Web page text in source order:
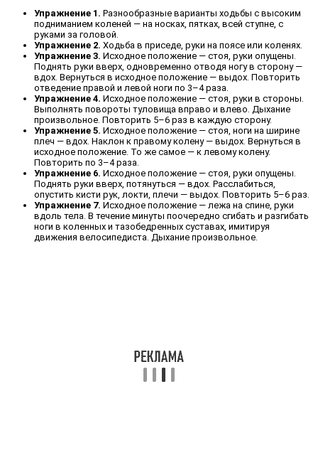
Упражнение 1. Разнообразные варианты ходьбы с высоким
подниманием коленей — на носках, пятках, всей ступне, с
руками за головой.
Упражнение 2. Ходьба в приседе, руки на поясе или коленях.
Упражнение 3. Исходное положение — стоя, руки опущены.
Поднять руки вверх, одновременно отводя ногу в сторону —
вдох. Вернуться в исходное положение — выдох. Повторить
отведение правой и левой ноги по 3–4 раза.
Упражнение 4. Исходное положение — стоя, руки в стороны.
Выполнять повороты туловища вправо и влево. Дыхание
произвольное. Повторить 5–6 раз в каждую сторону.
Упражнение 5. Исходное положение — стоя, ноги на ширине
плеч — вдох. Наклон к правому колену — выдох. Вернуться в
исходное положение. То же самое — к левому колену.
Повторить по 3–4 раза.
Упражнение 6. Исходное положение — стоя, руки опущены.
Поднять руки вверх, потянуться — вдох. Расслабиться,
опустить кисти рук, локти, плечи — выдох. Повторить 5–6 раз.
Упражнение 7. Исходное положение — лежа на спине, руки
вдоль тела. В течение минуты поочередно сгибать и разгибать
ноги в коленных и тазобедренных суставах, имитируя
движения велосипедиста. Дыхание произвольное.